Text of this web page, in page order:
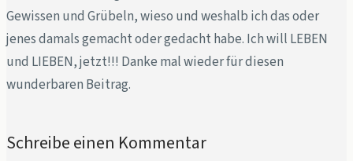
Gewissen und Grübeln, wieso und weshalb ich das oder
jenes damals gemacht oder gedacht habe. Ich will LEBEN
und LIEBEN, jetzt!!! Danke mal wieder für diesen
wunderbaren Beitrag.
Schreibe einen Kommentar